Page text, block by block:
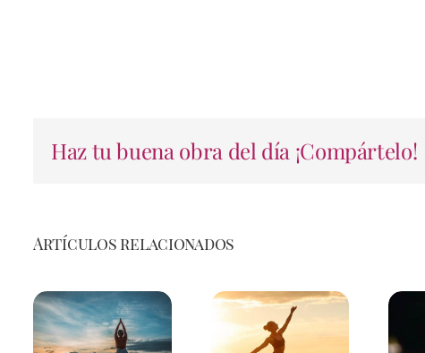
Haz tu buena obra del día ¡Compártelo!
Artículos relacionados